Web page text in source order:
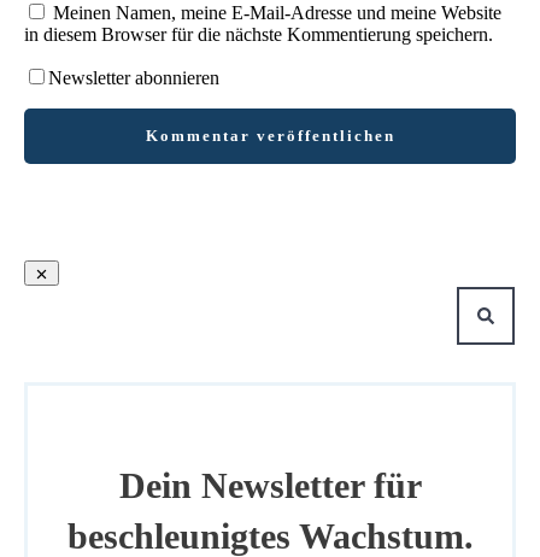
Meinen Namen, meine E-Mail-Adresse und meine Website
in diesem Browser für die nächste Kommentierung speichern.
Newsletter abonnieren
Kommentar veröffentlichen
Dein Newsletter für
beschleunigtes Wachstum.